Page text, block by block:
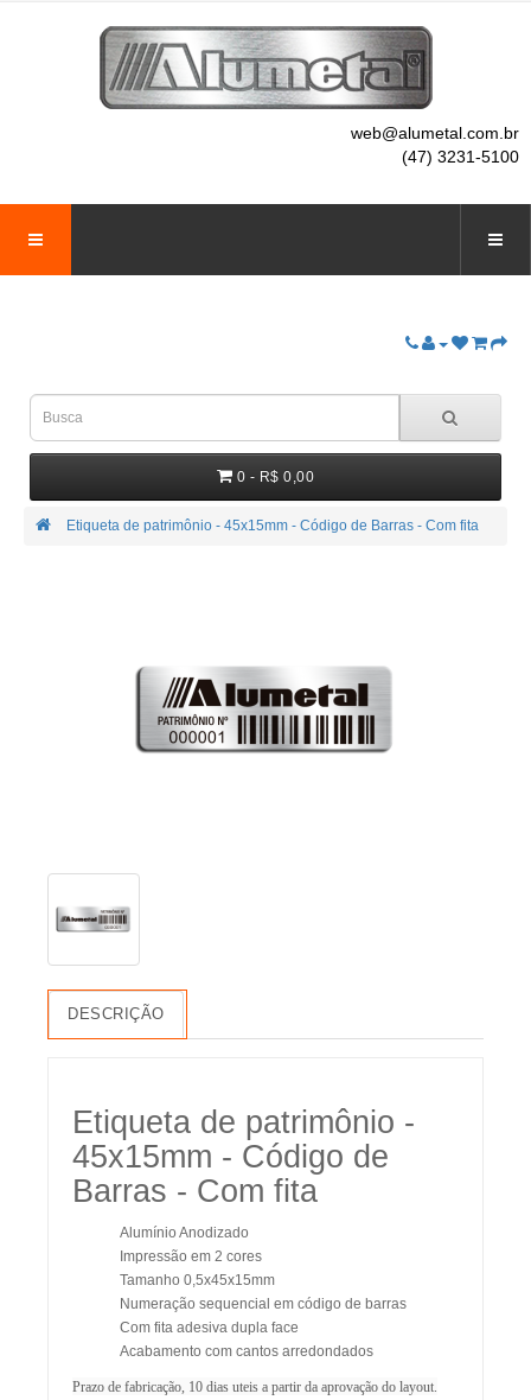
web@alumetal.com.br
(47) 3231-5100
0 - R$ 0,00
Etiqueta de patrimônio - 45x15mm - Código de Barras - Com fita
DESCRIÇÃO
Etiqueta de patrimônio -
45x15mm - Código de
Barras - Com fita
Alumínio Anodizado
Impressão em 2 cores
Tamanho 0,5x45x15mm
Numeração sequencial em código de barras
Com fita adesiva dupla face
Acabamento com cantos arredondados
Prazo de fabricação, 10 dias uteis a partir da aprovação do layout.